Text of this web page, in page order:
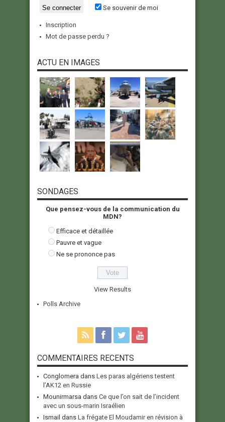
Se souvenir de moi
Inscription
Mot de passe perdu ?
ACTU EN IMAGES
SONDAGES
Que pensez-vous de la communication du
MDN?
Efficace et détaillée
Pauvre et vague
Ne se prononce pas
View Results
Polls Archive
COMMENTAIRES RECENTS
Conglomera dans Les paras algériens testent
l’AK12 en Russie
Mounirmarsa dans Ce que l’on sait de l’incident
avec un sous-marin Israélien
Ismail dans La frégate El Moudamir en révision à